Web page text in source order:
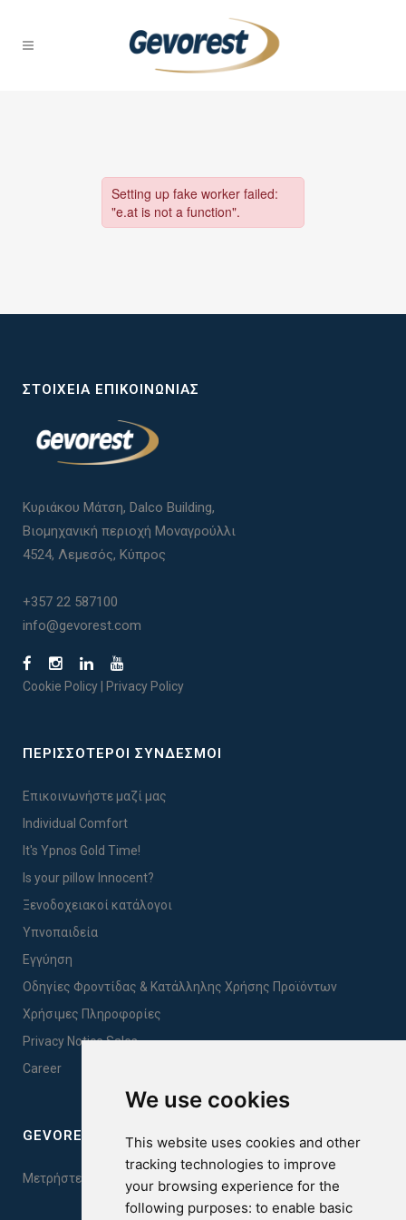
We use cookies
This website uses cookies and other
tracking technologies to improve
your browsing experience for the
following purposes: to enable basic
ΣΤΟΙΧΕΊΑ ΕΠΙΚΟΙΝΩΝΊΑΣ
Κυριάκου Μάτση, Dalco Building,
Βιομηχανική περιοχή Μοναγρούλλι
4524, Λεμεσός, Κύπρος
+357 22 587100
info@gevorest.com
Cookie Policy Privacy Policy
ΠΕΡΙΣΣΟΤΕΡΟΙ ΣΥΝΔΕΣΜΟΙ
Επικοινωνήστε μαζί μας
Individual Comfort
It's Ypnos Gold Time!
Is your pillow Innocent?
Ξενοδοχειακοί κατάλογοι
Υπνοπαιδεία
Εγγύηση
Οδηγίες Φροντίδας & Κατάλληλης Χρήσης Προϊόντων
Χρήσιμες Πληροφορίες
Privacy Notice Sales
Career
GEVOREST SLEEP QUALITY INDEX
Μετρήστε την ποιότητα του ύπνου σας. Κάντε το τεστ εδώ!